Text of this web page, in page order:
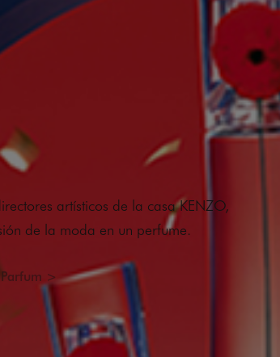
artísticos de la casa KENZO,
de la moda en un perfume.
>